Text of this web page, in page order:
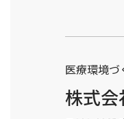
医療環境
株式会